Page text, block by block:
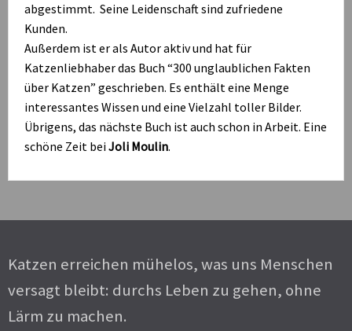
abgestimmt. Seine Leidenschaft sind zufriedene
Kunden.
Außerdem ist er als Autor aktiv und hat für
Katzenliebhaber das Buch “300 unglaublichen Fakten
über Katzen” geschrieben. Es enthält eine Menge
interessantes Wissen und eine Vielzahl toller Bilder.
Übrigens, das nächste Buch ist auch schon in Arbeit. Eine
schöne Zeit beiJoli Moulin.
Katzen erreichen mühelos, was uns Menschen
versagt bleibt: durchs Leben zu gehen, ohne
Lärm zu machen.